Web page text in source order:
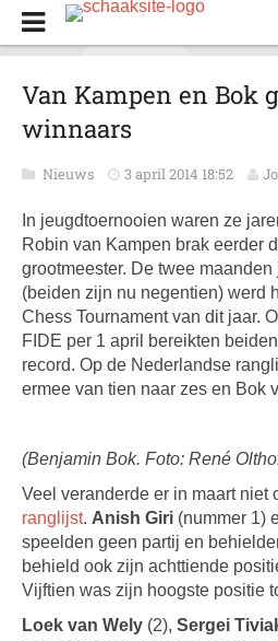
Van Kampen en Bok
winnaars
Nieuws 3 april 2014 18:52
In jeugdtoernooien waren ze
Robin van Kampen brak eerder
grootmeester. De twee
(beiden zijn nu negentien) werd
Chess Tournament van dit jaar.
FIDE per 1 april bereikten
record. Op de Nederlandse
ermee van tien naar zes en Bok
(Benjamin Bok. Foto: René
Veel veranderde er in maart niet
ranglijst. Anish Giri (nummer 1)
speelden geen partij en
behield ook zijn achttiende
Vijftien was zijn hoogste positie
Loek van Wely (2), Sergei